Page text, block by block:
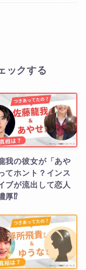
ックする
我の彼女が「あや
てホント？インス
ブが流出して恋人
厚⁉